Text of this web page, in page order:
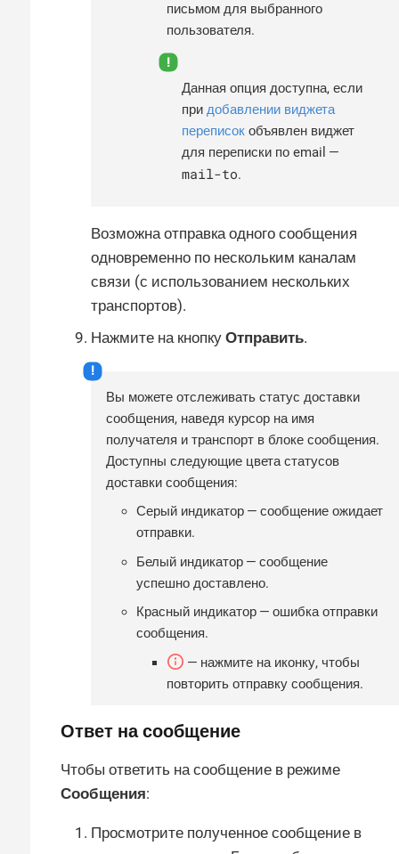
письмом для выбранного
пользователя.
Данная опция доступна, если
при добавлении виджета
переписок объявлен виджет
для переписки по email —
mail-to.
Возможна отправка одного сообщения
одновременно по нескольким каналам
связи (с использованием нескольких
транспортов).
Нажмите на кнопку Отправить.
Вы можете отслеживать статус доставки
сообщения, наведя курсор на имя
получателя и транспорт в блоке сообщения.
Доступны следующие цвета статусов
доставки сообщения:
Серый индикатор — сообщение ожидает
отправки.
Белый индикатор — сообщение
успешно доставлено.
Красный индикатор — ошибка отправки
сообщения.
— нажмите на иконку, чтобы
повторить отправку сообщения.
Ответ на сообщение
Чтобы ответить на сообщение в режиме
Сообщения:
Просмотрите полученное сообщение в